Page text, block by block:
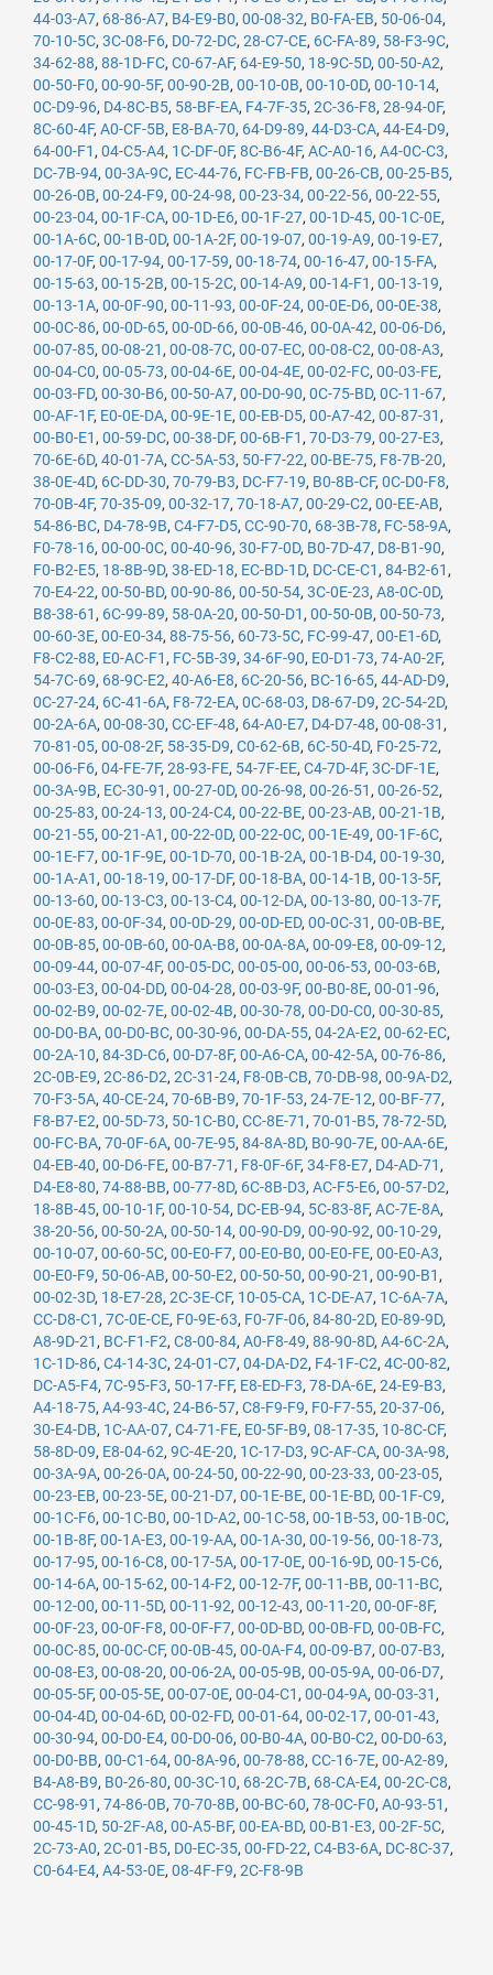
44-03-A7, 68-86-A7, B4-E9-B0, 00-08-32, B0-FA-EB, 50-06-04,
70-10-5C, 3C-08-F6, D0-72-DC, 28-C7-CE, 6C-FA-89, 58-F3-9C,
34-62-88, 88-1D-FC, C0-67-AF, 64-E9-50, 18-9C-5D, 00-50-A2,
00-50-F0, 00-90-5F, 00-90-2B, 00-10-0B, 00-10-0D, 00-10-14,
0C-D9-96, D4-8C-B5, 58-BF-EA, F4-7F-35, 2C-36-F8, 28-94-0F,
8C-60-4F, A0-CF-5B, E8-BA-70, 64-D9-89, 44-D3-CA, 44-E4-D9,
64-00-F1 , 04-C5-A4, 1C-DF-0F, 8C-B6-4F, AC-A0-16, A4-0C-C3,
DC-7B-94, 00-3A-9C, EC-44-76, FC-FB-FB, 00-26-CB, 00-25-B5,
00-26-0B, 00-24-F9, 00-24-98, 00-23-34, 00-22-56, 00-22-55,
00-23-04, 00-1F-CA, 00-1D-E6, 00-1F-27, 00-1D-45, 00-1C-0E,
00-1A-6C, 00-1B-0D, 00-1A-2F, 00-19-07, 00-19-A9, 00-19-E7,
00-17-0F, 00-17-94, 00-17-59, 00-18-74, 00-16-47, 00-15-FA,
00-15-63, 00-15-2B, 00-15-2C, 00-14-A9, 00-14-F1 , 00-13-19,
00-13-1A, 00-0F-90, 00-11-93, 00-0F-24, 00-0E-D6, 00-0E-38,
00-0C-86, 00-0D-65, 00-0D-66, 00-0B-46, 00-0A-42, 00-06-D6,
00-07-85, 00-08-21 , 00-08-7C, 00-07-EC, 00-08-C2, 00-08-A3,
00-04-C0, 00-05-73, 00-04-6E, 00-04-4E, 00-02-FC, 00-03-FE,
00-03-FD, 00-30-B6, 00-50-A7, 00-D0-90, 0C-75-BD, 0C-11-67,
00-AF-1F, E0-0E-DA, 00-9E-1E, 00-EB-D5, 00-A7-42, 00-87-31 ,
00-B0-E1 , 00-59-DC, 00-38-DF, 00-6B-F1 , 70-D3-79, 00-27-E3,
70-6E-6D, 40-01-7A, CC-5A-53, 50-F7-22, 00-BE-75, F8-7B-20,
38-0E-4D, 6C-DD-30, 70-79-B3, DC-F7-19, B0-8B-CF, 0C-D0-F8,
70-0B-4F, 70-35-09, 00-32-17, 70-18-A7, 00-29-C2, 00-EE-AB,
54-86-BC, D4-78-9B, C4-F7-D5, CC-90-70, 68-3B-78, FC-58-9A,
F0-78-16, 00-00-0C, 00-40-96, 30-F7-0D, B0-7D-47, D8-B1-90,
F0-B2-E5, 18-8B-9D, 38-ED-18, EC-BD-1D, DC-CE-C1 , 84-B2-61 ,
70-E4-22, 00-50-BD, 00-90-86, 00-50-54, 3C-0E-23, A8-0C-0D,
B8-38-61 , 6C-99-89, 58-0A-20, 00-50-D1 , 00-50-0B, 00-50-73,
00-60-3E, 00-E0-34, 88-75-56, 60-73-5C, FC-99-47, 00-E1-6D,
F8-C2-88, E0-AC-F1 , FC-5B-39, 34-6F-90, E0-D1-73, 74-A0-2F,
54-7C-69, 68-9C-E2, 40-A6-E8, 6C-20-56, BC-16-65, 44-AD-D9,
0C-27-24, 6C-41-6A, F8-72-EA, 0C-68-03, D8-67-D9, 2C-54-2D,
00-2A-6A, 00-08-30, CC-EF-48, 64-A0-E7, D4-D7-48, 00-08-31 ,
70-81-05, 00-08-2F, 58-35-D9, C0-62-6B, 6C-50-4D, F0-25-72,
00-06-F6, 04-FE-7F, 28-93-FE, 54-7F-EE, C4-7D-4F, 3C-DF-1E,
00-3A-9B, EC-30-91 , 00-27-0D, 00-26-98, 00-26-51 , 00-26-52,
00-25-83, 00-24-13, 00-24-C4, 00-22-BE, 00-23-AB, 00-21-1B,
00-21-55, 00-21-A1 , 00-22-0D, 00-22-0C, 00-1E-49, 00-1F-6C,
00-1E-F7, 00-1F-9E, 00-1D-70, 00-1B-2A, 00-1B-D4, 00-19-30,
00-1A-A1 , 00-18-19, 00-17-DF, 00-18-BA, 00-14-1B, 00-13-5F,
00-13-60, 00-13-C3, 00-13-C4, 00-12-DA, 00-13-80, 00-13-7F,
00-0E-83, 00-0F-34, 00-0D-29, 00-0D-ED, 00-0C-31 , 00-0B-BE,
00-0B-85, 00-0B-60, 00-0A-B8, 00-0A-8A, 00-09-E8, 00-09-12,
00-09-44, 00-07-4F, 00-05-DC, 00-05-00, 00-06-53, 00-03-6B,
00-03-E3, 00-04-DD, 00-04-28, 00-03-9F, 00-B0-8E, 00-01-96,
00-02-B9, 00-02-7E, 00-02-4B, 00-30-78, 00-D0-C0, 00-30-85,
00-D0-BA, 00-D0-BC, 00-30-96, 00-DA-55, 04-2A-E2, 00-62-EC,
00-2A-10, 84-3D-C6, 00-D7-8F, 00-A6-CA, 00-42-5A, 00-76-86,
2C-0B-E9, 2C-86-D2, 2C-31-24, F8-0B-CB, 70-DB-98, 00-9A-D2,
70-F3-5A, 40-CE-24, 70-6B-B9, 70-1F-53, 24-7E-12, 00-BF-77,
F8-B7-E2, 00-5D-73, 50-1C-B0, CC-8E-71 , 70-01-B5, 78-72-5D,
00-FC-BA, 70-0F-6A, 00-7E-95, 84-8A-8D, B0-90-7E, 00-AA-6E,
04-EB-40, 00-D6-FE, 00-B7-71 , F8-0F-6F, 34-F8-E7, D4-AD-71 ,
D4-E8-80, 74-88-BB, 00-77-8D, 6C-8B-D3, AC-F5-E6, 00-57-D2,
18-8B-45, 00-10-1F, 00-10-54, DC-EB-94, 5C-83-8F, AC-7E-8A,
38-20-56, 00-50-2A, 00-50-14, 00-90-D9, 00-90-92, 00-10-29,
00-10-07, 00-60-5C, 00-E0-F7, 00-E0-B0, 00-E0-FE, 00-E0-A3,
00-E0-F9, 50-06-AB, 00-50-E2, 00-50-50, 00-90-21 , 00-90-B1 ,
00-02-3D, 18-E7-28, 2C-3E-CF, 10-05-CA, 1C-DE-A7, 1C-6A-7A,
CC-D8-C1 , 7C-0E-CE, F0-9E-63, F0-7F-06, 84-80-2D, E0-89-9D,
A8-9D-21 , BC-F1-F2, C8-00-84, A0-F8-49, 88-90-8D, A4-6C-2A,
1C-1D-86, C4-14-3C, 24-01-C7, 04-DA-D2, F4-1F-C2, 4C-00-82,
DC-A5-F4, 7C-95-F3, 50-17-FF, E8-ED-F3, 78-DA-6E, 24-E9-B3,
A4-18-75, A4-93-4C, 24-B6-57, C8-F9-F9, F0-F7-55, 20-37-06,
30-E4-DB, 1C-AA-07, C4-71-FE, E0-5F-B9, 08-17-35, 10-8C-CF,
58-8D-09, E8-04-62, 9C-4E-20, 1C-17-D3, 9C-AF-CA, 00-3A-98,
00-3A-9A, 00-26-0A, 00-24-50, 00-22-90, 00-23-33, 00-23-05,
00-23-EB, 00-23-5E, 00-21-D7, 00-1E-BE, 00-1E-BD, 00-1F-C9,
00-1C-F6, 00-1C-B0, 00-1D-A2, 00-1C-58, 00-1B-53, 00-1B-0C,
00-1B-8F, 00-1A-E3, 00-19-AA, 00-1A-30, 00-19-56, 00-18-73,
00-17-95, 00-16-C8, 00-17-5A, 00-17-0E, 00-16-9D, 00-15-C6,
00-14-6A, 00-15-62, 00-14-F2, 00-12-7F, 00-11-BB, 00-11-BC,
00-12-00, 00-11-5D, 00-11-92, 00-12-43, 00-11-20, 00-0F-8F,
00-0F-23, 00-0F-F8, 00-0F-F7, 00-0D-BD, 00-0B-FD, 00-0B-FC,
00-0C-85, 00-0C-CF, 00-0B-45, 00-0A-F4, 00-09-B7, 00-07-B3,
00-08-E3, 00-08-20, 00-06-2A, 00-05-9B, 00-05-9A, 00-06-D7,
00-05-5F, 00-05-5E, 00-07-0E, 00-04-C1 , 00-04-9A, 00-03-31 ,
00-04-4D, 00-04-6D, 00-02-FD, 00-01-64, 00-02-17, 00-01-43,
00-30-94, 00-D0-E4, 00-D0-06, 00-B0-4A, 00-B0-C2, 00-D0-63,
00-D0-BB, 00-C1-64, 00-8A-96, 00-78-88, CC-16-7E, 00-A2-89,
B4-A8-B9, B0-26-80, 00-3C-10, 68-2C-7B, 68-CA-E4, 00-2C-C8,
CC-98-91 , 74-86-0B, 70-70-8B, 00-BC-60, 78-0C-F0, A0-93-51 ,
00-45-1D, 50-2F-A8, 00-A5-BF, 00-EA-BD, 00-B1-E3, 00-2F-5C,
2C-73-A0, 2C-01-B5, D0-EC-35, 00-FD-22, C4-B3-6A, DC-8C-37,
C0-64-E4, A4-53-0E, 08-4F-F9, 2C-F8-9B